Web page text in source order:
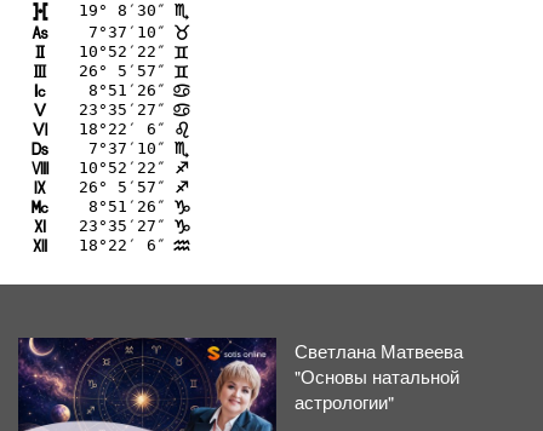
} 19° 8′30″ B
G 7°37′10″ <
10°52′22″ =
26° 5′57″ =
J 8°51′26″ >
K 23°35′27″ >
L 18°22′ 6″ ?
M 7°37′10″ B
N 10°52′22″ C
O 26° 5′57″ C
P 8°51′26″ D
Q 23°35′27″ D
R 18°22′ 6″ E
Светлана Матвеева
"Основы натальной
астрологии"